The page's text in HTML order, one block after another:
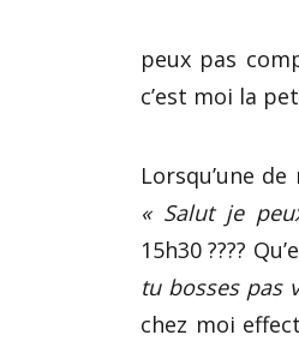
peux pas
c’est moi la
Lorsqu’une
« Salut je
15h30 ????
tu bosses pas
chez moi